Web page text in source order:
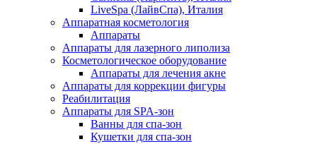
LiveSpa (ЛайвСпа), Италия
Аппаратная косметология
Аппараты
Аппараты для лазерного липолиза
Косметологическое оборудование
Аппараты для лечения акне
Аппараты для коррекции фигуры
Реабилитация
Аппараты для SPA-зон
Ванны для спа-зон
Кушетки для спа-зон